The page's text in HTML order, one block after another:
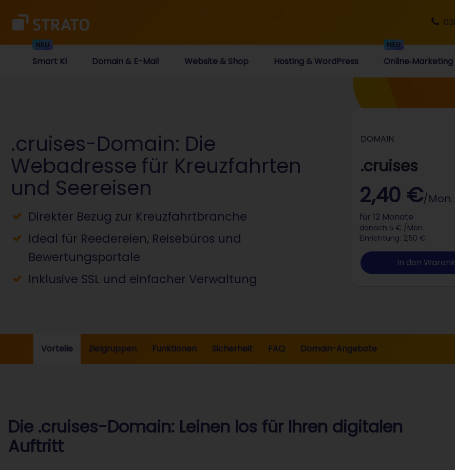
Smart KI Domain & E-Mail Website & Shop Hosting & WordPress Online‑Marketing
.cruises-Domain: Die
Webadresse für Kreuzfahrten
und Seereisen
Direkter Bezug zur Kreuzfahrtbranche
Ideal für Reedereien, Reisebüros und
Bewertungsportale
Inklusive SSL und einfacher Verwaltung
DOMAIN
.cruises
2,40 €/Mon.
für 12 Monate
danach 5 € /Mon.
Einrichtung: 2,50 €
In den
Vorteile Zielgruppen Funktionen Sicherheit FAQ Domain-Angebote
Die .cruises-Domain: Leinen los für Ihren digitalen
Auftritt